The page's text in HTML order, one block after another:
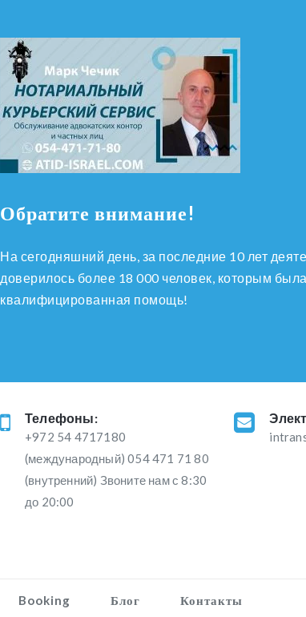
Обратите внимание!
На сегодняшний день, за последние 10 лет
доверилось более 18 000 человек, которым
квалифицированная помощь!
Телефоны:
+972 54 4717180
(международный) 054 471 71 80
(внутренний) Звоните нам с 8:30
до 20:00
Booking Блог Контакты